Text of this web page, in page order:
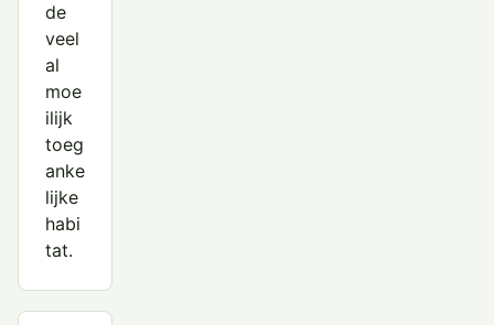
de
veel
al
moe
ilijk
toeg
anke
lijke
habi
tat.